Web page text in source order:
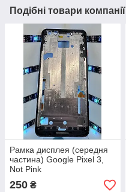
Подібні товари компанії
Рамка дисплея (середня
частина) Google Pixel 3,
Not Pink
250 ₴